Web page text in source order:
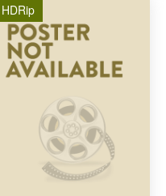
HDRip